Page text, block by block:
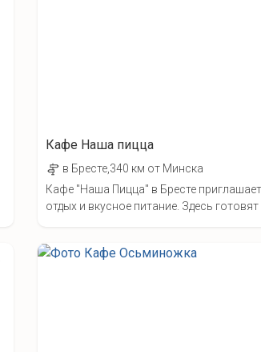
Кафе Наша пицца
в Бресте,340 км от Минска
Кафе "Наша Пицца" в Бресте
отдых и вкусное питание. Здесь готовят